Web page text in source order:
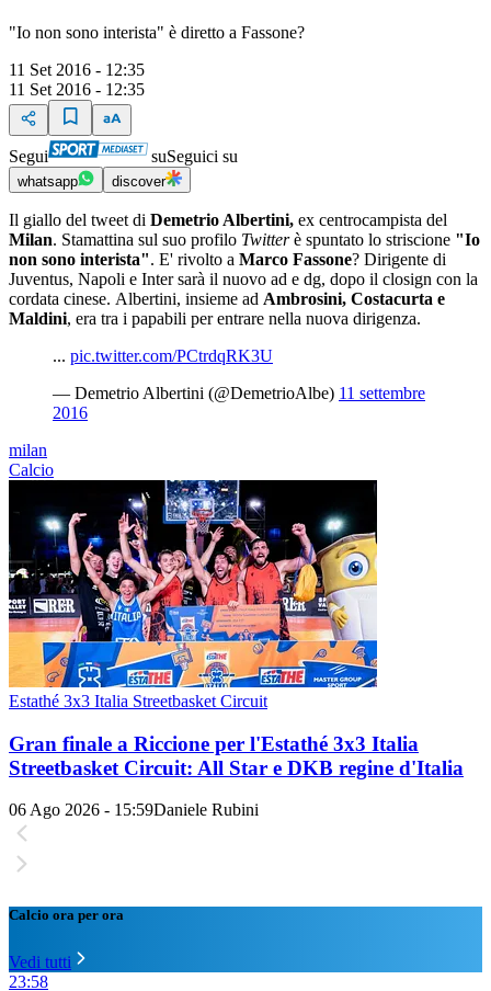
"Io non sono interista" è diretto a Fassone?
11 Set 2016 - 12:35
11 Set 2016 - 12:35
Segui suSeguici su
whatsapp discover
Il giallo del tweet di Demetrio Albertini, ex centrocampista del
Milan. Stamattina sul suo profilo Twitterè spuntato lo striscione "Io
non sono interista". E' rivolto a Marco Fassone? Dirigente di
Juventus, Napoli e Inter sarà il nuovo ad e dg, dopo il closign con la
cordata cinese. Albertini, insieme ad Ambrosini, Costacurta e
Maldini, era tra i papabili per entrare nella nuova dirigenza.
... pic.twitter.com/PCtrdqRK3U
— Demetrio Albertini (@DemetrioAlbe) 11 settembre
2016
milan
Calcio
Estathé 3x3 Italia Streetbasket Circuit
Gran finale a Riccione per l'Estathé 3x3 Italia
Streetbasket Circuit: All Star e DKB regine d'Italia
06 Ago 2026 - 15:59Daniele Rubini
Calcio ora per ora
Vedi tutti
23:58